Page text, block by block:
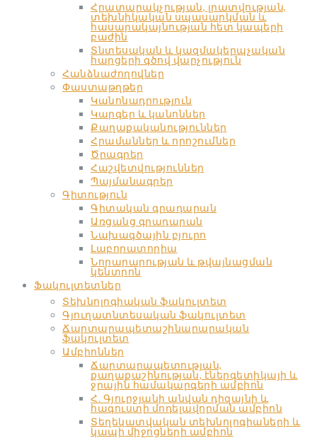
Հրատարակչության, լրատվության,
տեխնիկական սպասարկման և
հասարակայնության հետ կապերի
բաժին
Տնտեսական և կազմակերպչական
հարցերի գծով վարչություն
Հանձնաժողովներ
Փաստաթղթեր
Կանոնադրություն
Կարգեր և կանոններ
Քաղաքականություններ
Հրամաններ և որոշումներ
Ծրագրեր
Հաշվետվություններ
Պայմանագրեր
Գիտություն
Գիտական գրադարան
Առցանց գրադարան
Նախագծային բյուրո
Լաբորատորիա
Նորարարության և թվայնացման
կենտրոն
Ֆակուլտետներ
Տեխնոլոգիական ֆակուլտետ
Գյուղատնտեսական ֆակուլտետ
Ճարտարապետաշինարարական
ֆակուլտետ
Ամբիոններ
Ճարտարապետության,
քաղաքաշինության, էներգետիկայի և
ջրային համակարգերի ամբիոն
Հ. Գյուրջյանի անվան դիզայնի և
հագուստի մոդելավորման ամբիոն
Տեղեկատվական տեխնոլոգիաների և
կապի միջոցների ամբիոն